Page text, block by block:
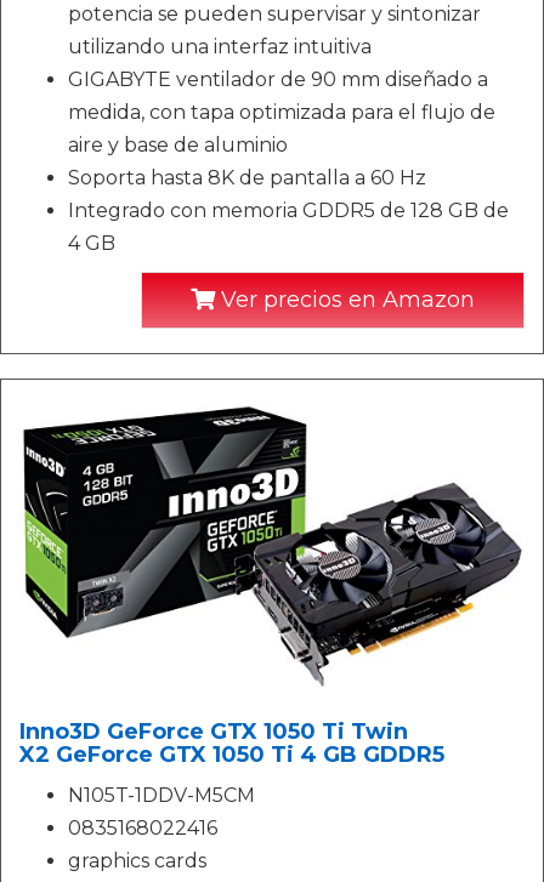
potencia se pueden supervisar y sintonizar
utilizando una interfaz intuitiva
GIGABYTE ventilador de 90 mm diseñado a
medida, con tapa optimizada para el flujo de
aire y base de aluminio
Soporta hasta 8K de pantalla a 60 Hz
Integrado con memoria GDDR5 de 128 GB de
4 GB
Ver precios en Amazon
Inno3D GeForce GTX 1050 Ti Twin
X2 GeForce GTX 1050 Ti 4 GB GDDR5
N105T-1DDV-M5CM
0835168022416
graphics cards